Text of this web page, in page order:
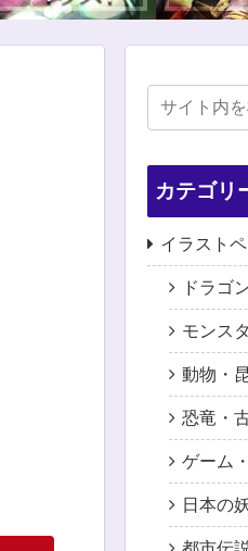
カテゴリ
イラスト
ドラゴ
モンス
動物・
恐竜・
ゲーム
日本の